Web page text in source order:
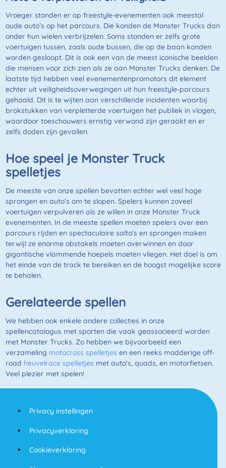
Vroeger stonden er op freestyle-evenementen ook meestal
oude auto’s op het parcours. Die konden de Monster Trucks dan
onder hun wielen verbrijzelen. Soms stonden er zelfs grote
voertuigen tussen, zoals oude bussen, die op de baan konden
worden gesloopt. Dit is ook een van de meest iconische beelden
die mensen voor zich zien als ze aan Monster Trucks denken. De
laatste tijd hebben veel evenementenpromotors dit element
echter uit veiligheidsoverwegingen uit hun freestyle-parcours
gehaald. Dit is te wijten aan verschillende incidenten waarbij
brokstukken van verpletterde voertuigen het publiek in vlogen,
waardoor toeschouwers ernstig verwond zijn geraakt en er
zelfs doden zijn gevallen.
Hoe speel je Monster Truck
spelletjes
De meeste van onze spellen bevatten echter wel veel hoge
sprongen en auto’s om te slopen. Spelers kunnen zoveel
voertuigen verpulveren als ze willen in onze Monster Truck
evenementen. In de meeste spellen moeten spelers over een
parcours rijden en spectaculaire salto's en sprongen maken
terwijl ze enorme obstakels moeten overwinnen en door
gigantische vlammende hoepels moeten vliegen. Het doel is om
het einde van de track te bereiken en de hoogst mogelijke score
te behalen.
Gerelateerde spellen
We hebben ook enkele andere collecties in onze
spellencatalogus met sporten die vaak geassocieerd worden
met Monster Trucks. Zo hebben we bijvoorbeeld een
verzameling motocross spelletjes en een reeks modderige off-
road heuvelrace spelletjes met auto's, quads, en motorfietsen.
Veel plezier met spelen!
Privacy instellingen
Privacyverklaring
Cookieverklaring